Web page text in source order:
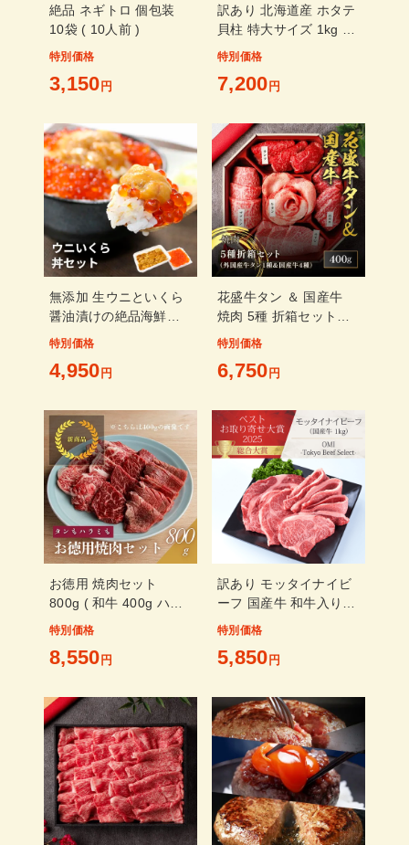
絶品 ネギトロ 個包装
10袋 ( 10人前 )
特別価格
3,150 円
訳あり 北海道産 ホタテ
貝柱 特大サイズ 1kg (
割れ 欠け サイズ不揃い
特別価格
7,200 円
無添加 生ウニといくら
醤油漬けの絶品海鮮丼
セット 無添加うに＆イ
ラセット-1p]超速（ちょ
以内に発送予定 土日祝
除く
特別価格
4,950 円
花盛牛タン ＆ 国産牛
焼肉 5種 折箱セット
400g
特別価格
6,750 円
お徳用 焼肉セット
800g ( 和牛 400g ハラ
ミ 200g タン 200g )
特別価格
8,550 円
訳あり モッタイナイビ
ーフ 国産牛 和牛入り
焼肉セット 1kg
特別価格
5,850 円